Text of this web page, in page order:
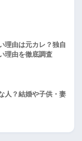
理由は元カレ？独自
理由を徹底調査
人？結婚や子供・妻